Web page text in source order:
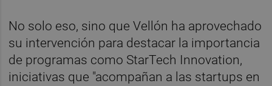
No solo eso, sino que Vellón ha aprovechado
su intervención para destacar la importancia
de programas como StarTech Innovation,
iniciativas que "acompañan a las startups en